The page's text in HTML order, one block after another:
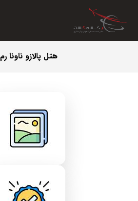
هتل پالازو ناونا رم